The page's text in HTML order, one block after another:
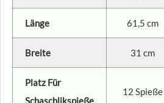
Länge 61,5 cm
Breite 31 cm
Platz Für
Schaschlikspieße
12 Spieße